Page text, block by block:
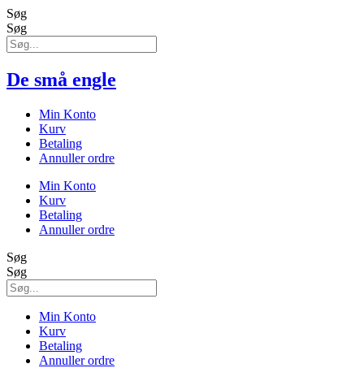
Søg
Søg
De små engle
Min Konto
Kurv
Betaling
Annuller ordre
Min Konto
Kurv
Betaling
Annuller ordre
Søg
Søg
Min Konto
Kurv
Betaling
Annuller ordre